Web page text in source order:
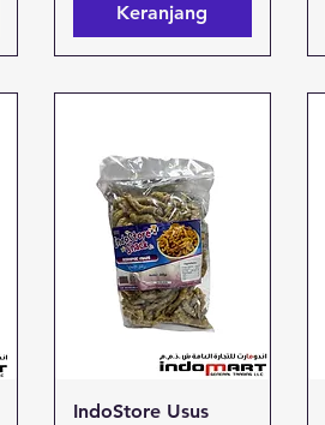
Keranjang
Tampilan Cepat
IndoStore Usus